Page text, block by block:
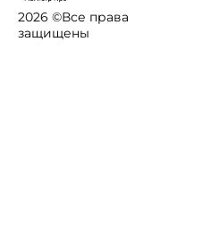
2026 ©Все права
защищены